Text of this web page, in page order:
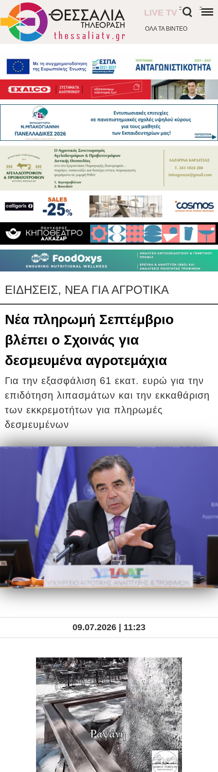
ΟΛΑ ΤΑ ΒΙΝΤΕΟ
LIVE TV
- -
ΕΙΔΗΣΕΙΣ, ΝΕΑ ΓΙΑ ΑΓΡΟΤΙΚΑ
Νέα πληρωμή Σεπτέμβριο
βλέπει ο Σχοινάς για
δεσμευμένα αγροτεμάχια
Για την εξασφάλιση 61 εκατ. ευρώ για την
επιδότηση λιπασμάτων και την εκκαθάριση
των εκκρεμοτήτων για πληρωμές
δεσμευμένων
09.07.2026 | 11:23